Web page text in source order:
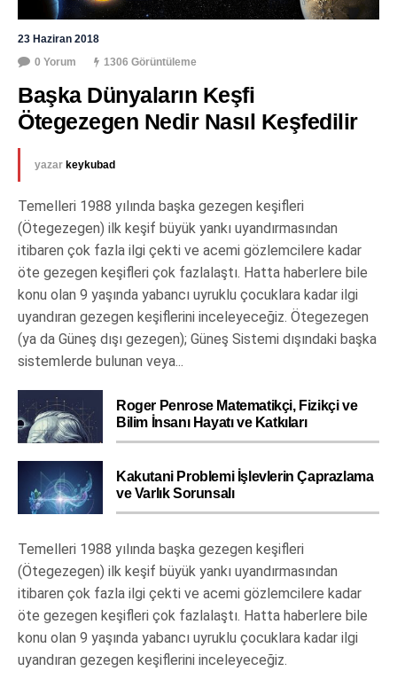
23 Haziran 2018
0 Yorum
1306 Görüntüleme
Başka Dünyaların Keşfi
Ötegezegen Nedir Nasıl Keşfedilir
yazar keykubad
Temelleri 1988 yılında başka gezegen keşifleri
(Ötegezegen) ilk keşif büyük yankı uyandırmasından
itibaren çok fazla ilgi çekti ve acemi gözlemcilere kadar
öte gezegen keşifleri çok fazlalaştı. Hatta haberlere bile
konu olan 9 yaşında yabancı uyruklu çocuklara kadar ilgi
uyandıran gezegen keşiflerini inceleyeceğiz. Ötegezegen
(ya da Güneş dışı gezegen); Güneş Sistemi dışındaki başka
sistemlerde bulunan veya...
Roger Penrose Matematikçi, Fizikçi ve
Bilim İnsanı Hayatı ve Katkıları
Kakutani Problemi İşlevlerin Çaprazlama
ve Varlık Sorunsalı
Temelleri 1988 yılında başka gezegen keşifleri
(Ötegezegen) ilk keşif büyük yankı uyandırmasından
itibaren çok fazla ilgi çekti ve acemi gözlemcilere kadar
öte gezegen keşifleri çok fazlalaştı. Hatta haberlere bile
konu olan 9 yaşında yabancı uyruklu çocuklara kadar ilgi
uyandıran gezegen keşiflerini inceleyeceğiz.